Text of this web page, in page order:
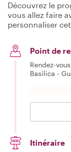
Découvrez le
vous allez faire
personnaliser
Point de
Rendez-
Basilica -
Itinéraire